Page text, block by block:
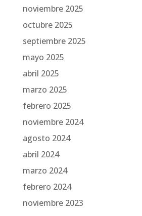
noviembre 2025
octubre 2025
septiembre 2025
mayo 2025
abril 2025
marzo 2025
febrero 2025
noviembre 2024
agosto 2024
abril 2024
marzo 2024
febrero 2024
noviembre 2023